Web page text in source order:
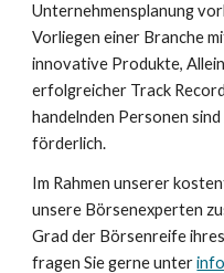
Unternehmensplanung
Vorliegen einer Branche
innovative Produkte,
erfolgreicher Track
handelnden Personen
förderlich.
Im Rahmen unserer
unsere Börsenexperten
Grad der Börsenreife
fragen Sie gerne unter